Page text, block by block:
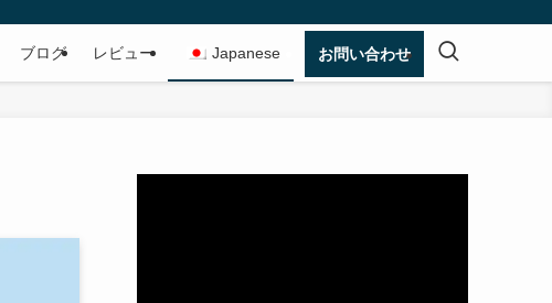
ブログ レビュー Japanese お問い合わせ